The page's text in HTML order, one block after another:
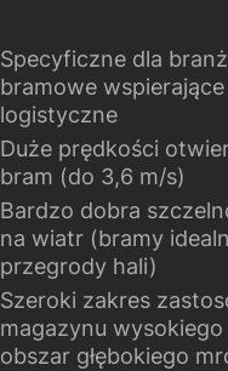
Specyficzne dla
bramowe
logistyczne
Duże prędkości
bram (do 3,6 m/s)
Bardzo dobra
na wiatr (bramy
przegrody hali)
Szeroki zakres
magazynu wysokiego
obszar głębokiego